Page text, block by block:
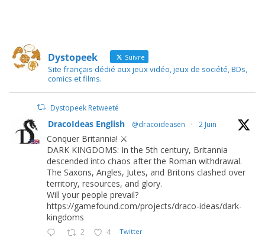
Dystopeek Suivre
Site français dédié aux jeux vidéo, jeux de société, BDs,
comics et films.
Dystopeek Retweeté
DracoIdeas English @dracoideasen · 2 Juin
Conquer Britannia! ⚔️
DARK KINGDOMS: In the 5th century, Britannia
descended into chaos after the Roman withdrawal.
The Saxons, Angles, Jutes, and Britons clashed over
territory, resources, and glory.
Will your people prevail?
https://gamefound.com/projects/draco-ideas/dark-
kingdoms
2 4 Twitter